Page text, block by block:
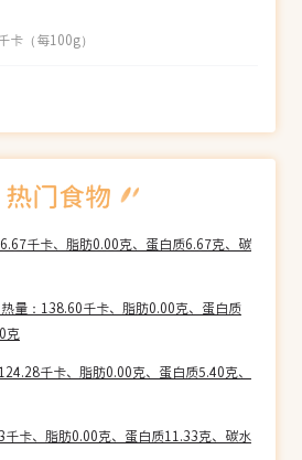
卡（每100g）
卡（每100g）
（每100g）
卡（每100g）
千卡、脂肪0.00克、蛋白质6.67克、碳
量：138.60千卡、脂肪0.00克、蛋白质
克
千卡、脂肪0.00克、蛋白质5.40克、
卡、脂肪0.00克、蛋白质11.33克、碳水